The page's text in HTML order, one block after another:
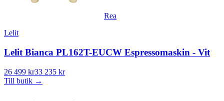
Rea
Lelit
Lelit Bianca PL162T-EUCW Espressomaskin - Vit
26 499 kr33 235 kr
Till butik →